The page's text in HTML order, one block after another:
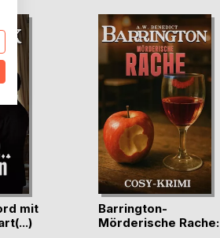
mit
Barrington-
Mörderische Rache: